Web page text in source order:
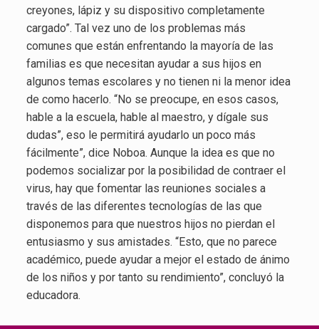
creyones, lápiz y su dispositivo completamente
cargado”. Tal vez uno de los problemas más
comunes que están enfrentando la mayoría de las
familias es que necesitan ayudar a sus hijos en
algunos temas escolares y no tienen ni la menor idea
de como hacerlo. “No se preocupe, en esos casos,
hable a la escuela, hable al maestro, y dígale sus
dudas”, eso le permitirá ayudarlo un poco más
fácilmente”, dice Noboa. Aunque la idea es que no
podemos socializar por la posibilidad de contraer el
virus, hay que fomentar las reuniones sociales a
través de las diferentes tecnologías de las que
disponemos para que nuestros hijos no pierdan el
entusiasmo y sus amistades. “Esto, que no parece
académico, puede ayudar a mejor el estado de ánimo
de los niños y por tanto su rendimiento”, concluyó la
educadora.